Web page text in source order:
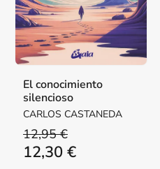
El conocimiento
silencioso
CARLOS CASTANEDA
12,95 €
12,30 €